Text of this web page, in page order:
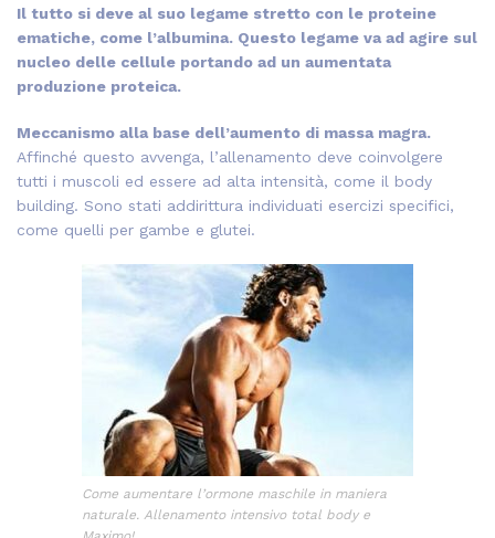
Il tutto si deve al suo legame stretto con le proteine
ematiche, come l’albumina. Questo legame va ad agire sul
nucleo delle cellule portando ad un aumentata
produzione proteica.
Meccanismo alla base dell’aumento di massa magra.
Affinché questo avvenga, l’allenamento deve coinvolgere
tutti i muscoli ed essere ad alta intensità, come il body
building. Sono stati addirittura individuati esercizi specifici,
come quelli per gambe e glutei.
Come aumentare l’ormone maschile in maniera
naturale. Allenamento intensivo total body e